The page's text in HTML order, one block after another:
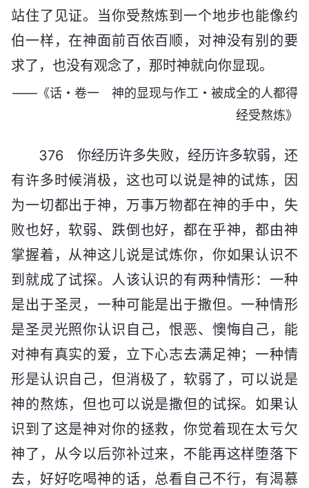
站住了见证。当你受熬炼到一个地步也能像约
伯一样，在神面前百依百顺，对神没有别的要
求了，也没有观念了，那时神就向你显现。
——《话・卷一 神的显现与作工・被成全的人都得
经受熬炼》
376 你经历许多失败，经历许多软弱，还
有许多时候消极，这也可以说是神的试炼，因
为一切都出于神，万事万物都在神的手中，失
败也好，软弱、跌倒也好，都在乎神，都由神
掌握着，从神这儿说是试炼你，你如果认识不
到就成了试探。人该认识的有两种情形：一种
是出于圣灵，一种可能是出于撒但。一种情形
是圣灵光照你认识自己，恨恶、懊悔自己，能
对神有真实的爱，立下心志去满足神；一种情
形是认识自己，但消极了，软弱了，可以说是
神的熬炼，但也可以说是撒但的试探。如果认
识到了这是神对你的拯救，你觉着现在太亏欠
神了，从今以后弥补过来，不能再这样堕落下
去，好好吃喝神的话，总看自己不行，有渴慕